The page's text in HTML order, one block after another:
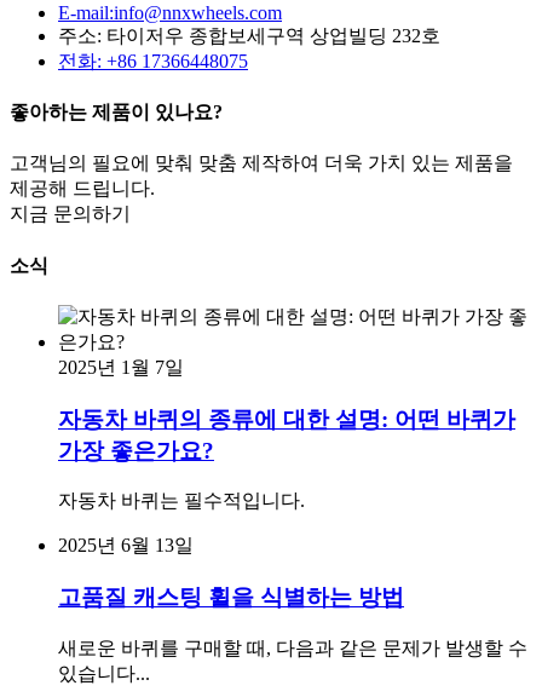
E-mail:info@nnxwheels.com
주소: 타이저우 종합보세구역 상업빌딩 232호
전화: +86 17366448075
좋아하는 제품이 있나요?
고객님의 필요에 맞춰 맞춤 제작하여 더욱 가치 있는 제품을
제공해 드립니다.
지금 문의하기
소식
2025년 1월 7일
자동차 바퀴의 종류에 대한 설명: 어떤 바퀴가
가장 좋은가요?
자동차 바퀴는 필수적입니다.
2025년 6월 13일
고품질 캐스팅 휠을 식별하는 방법
새로운 바퀴를 구매할 때, 다음과 같은 문제가 발생할 수
있습니다...